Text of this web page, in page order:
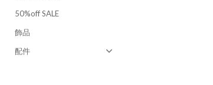
50%off SALE
飾品
配件